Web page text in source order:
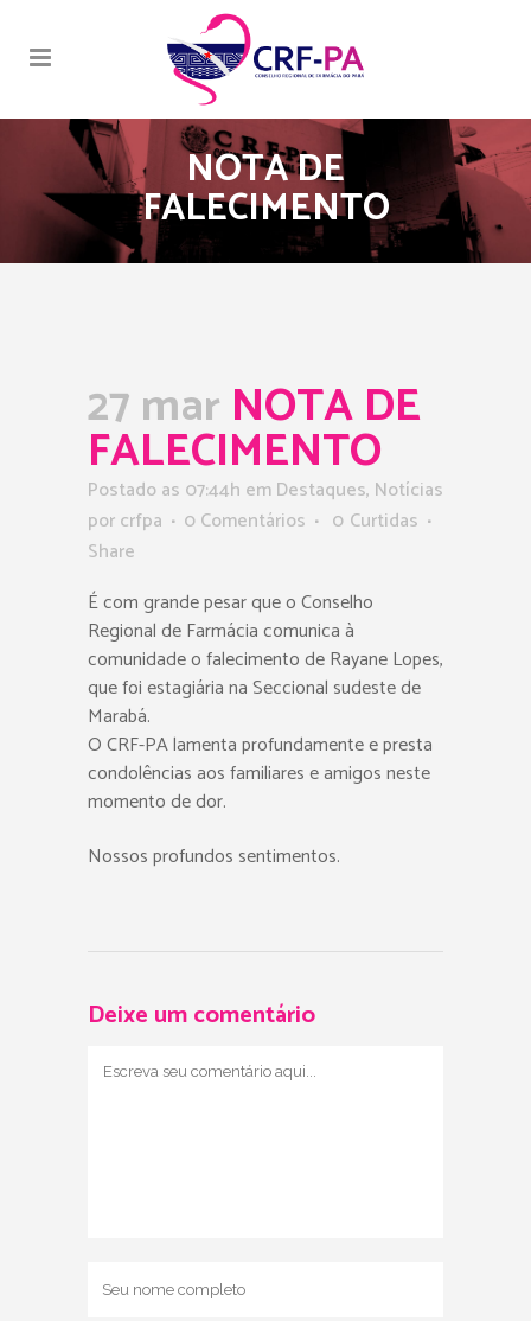
NOTA DE
FALECIMENTO
27 marNOTA DE
FALECIMENTO
Postado as 07:44h emDestaques, Notícias
porcrfpa 0 Comentários 0 Curtidas
Share
É com grande pesar que o Conselho
Regional de Farmácia comunica à
comunidade o falecimento de Rayane Lopes,
que foi estagiária na Seccional sudeste de
Marabá.
O CRF-PA lamenta profundamente e presta
condolências aos familiares e amigos neste
momento de dor.
Nossos profundos sentimentos.
Deixe um comentário